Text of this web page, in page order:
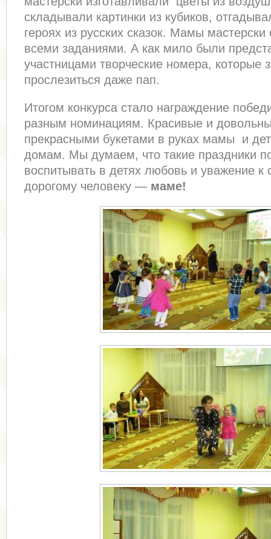
складывали картинки из кубиков,
героях из русских сказок. Мамы мастерски
всеми заданиями. А как мило были
участницами творческие номера, которые
прослезиться даже пап.
Итогом конкурса стало награждение
разным номинациям. Красивые и
прекрасными букетами в руках мамы и
домам. Мы думаем, что такие праздники
воспитывать в детях любовь и уважение к
дорогому человеку — маме!